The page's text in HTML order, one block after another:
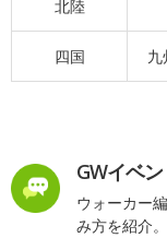
北陸
四国 九
GWイベ
ウォーカー
み方を紹介